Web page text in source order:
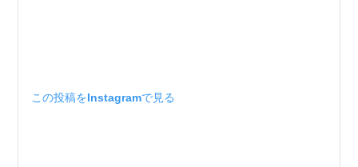
この投稿をInstagramで見る